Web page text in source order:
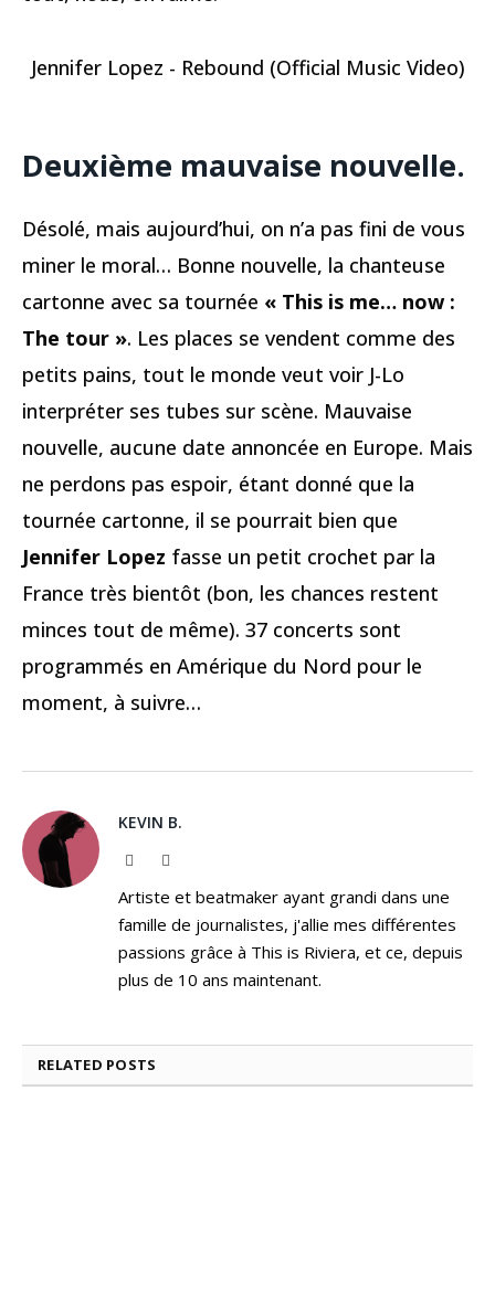
Jennifer Lopez - Rebound (Official Music Video)
Deuxième mauvaise nouvelle.
Désolé, mais aujourd’hui, on n’a pas fini de vous
miner le moral… Bonne nouvelle, la chanteuse
cartonne avec sa tournée « This is me… now :
The tour ». Les places se vendent comme des
petits pains, tout le monde veut voir J-Lo
interpréter ses tubes sur scène. Mauvaise
nouvelle, aucune date annoncée en Europe. Mais
ne perdons pas espoir, étant donné que la
tournée cartonne, il se pourrait bien que
Jennifer Lopez fasse un petit crochet par la
France très bientôt (bon, les chances restent
minces tout de même). 37 concerts sont
programmés en Amérique du Nord pour le
moment, à suivre…
KEVIN B.
Website
Artiste et beatmaker ayant grandi dans une
famille de journalistes, j'allie mes différentes
passions grâce à This is Riviera, et ce, depuis
plus de 10 ans maintenant.
RELATED POSTS